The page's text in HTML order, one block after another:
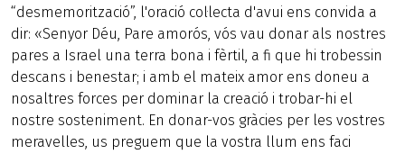
“desmemorització”, l'oració col·lecta d'avui ens convida a
dir: «Senyor Déu, Pare amorós, vós vau donar als nostres
pares a Israel una terra bona i fèrtil, a fi que hi trobessin
descans i benestar; i amb el mateix amor ens doneu a
nosaltres forces per dominar la creació i trobar-hi el
nostre sosteniment. En donar-vos gràcies per les vostres
meravelles, us preguem que la vostra llum ens faci